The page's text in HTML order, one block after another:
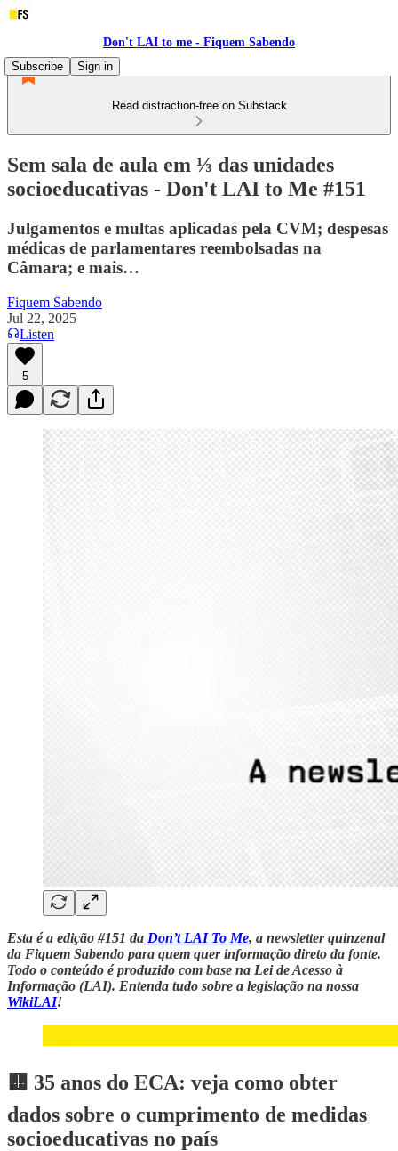
Don't LAI to me - Fiquem Sabendo
Subscribe
Sign in
Read distraction-free on Substack
Sem sala de aula em ⅓ das unidades
socioeducativas - Don't LAI to Me #151
Julgamentos e multas aplicadas pela CVM; despesas
médicas de parlamentares reembolsadas na
Câmara; e mais…
Fiquem Sabendo
Jul 22, 2025
Listen
5
Esta é a edição #151 da Don’t LAI To Me, a newsletter quinzenal
da Fiquem Sabendo para quem quer informação direto da fonte.
Todo o conteúdo é produzido com base na Lei de Acesso à
Informação (LAI). Entenda tudo sobre a legislação na nossa
WikiLAI!
🟨 35 anos do ECA: veja como obter
dados sobre o cumprimento de medidas
socioeducativas no país